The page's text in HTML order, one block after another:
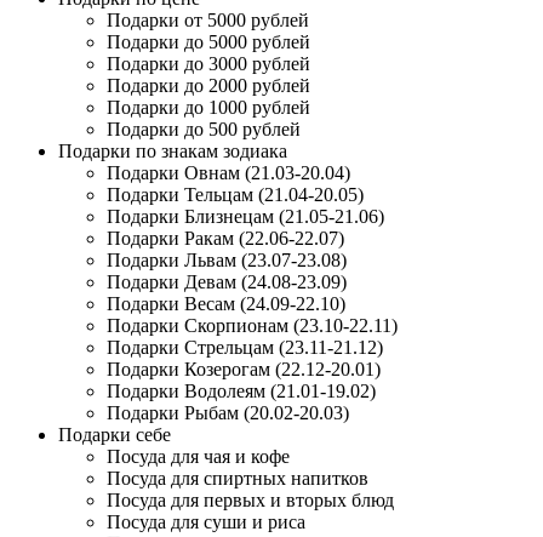
Подарки от 5000 рублей
Подарки до 5000 рублей
Подарки до 3000 рублей
Подарки до 2000 рублей
Подарки до 1000 рублей
Подарки до 500 рублей
Подарки по знакам зодиака
Подарки Овнам (21.03-20.04)
Подарки Тельцам (21.04-20.05)
Подарки Близнецам (21.05-21.06)
Подарки Ракам (22.06-22.07)
Подарки Львам (23.07-23.08)
Подарки Девам (24.08-23.09)
Подарки Весам (24.09-22.10)
Подарки Скорпионам (23.10-22.11)
Подарки Стрельцам (23.11-21.12)
Подарки Козерогам (22.12-20.01)
Подарки Водолеям (21.01-19.02)
Подарки Рыбам (20.02-20.03)
Подарки себе
Посуда для чая и кофе
Посуда для спиртных напитков
Посуда для первых и вторых блюд
Посуда для суши и риса